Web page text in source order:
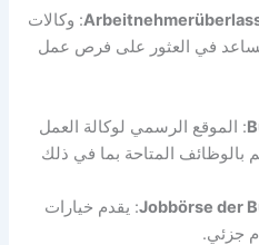
: وكالات
في العثور على فرص عمل
: الموقع الرسمي لوكالة العمل
بالوظائف المتاحة بما في ذلك
Jobbörse der: يقدم خيارات
جزئي.